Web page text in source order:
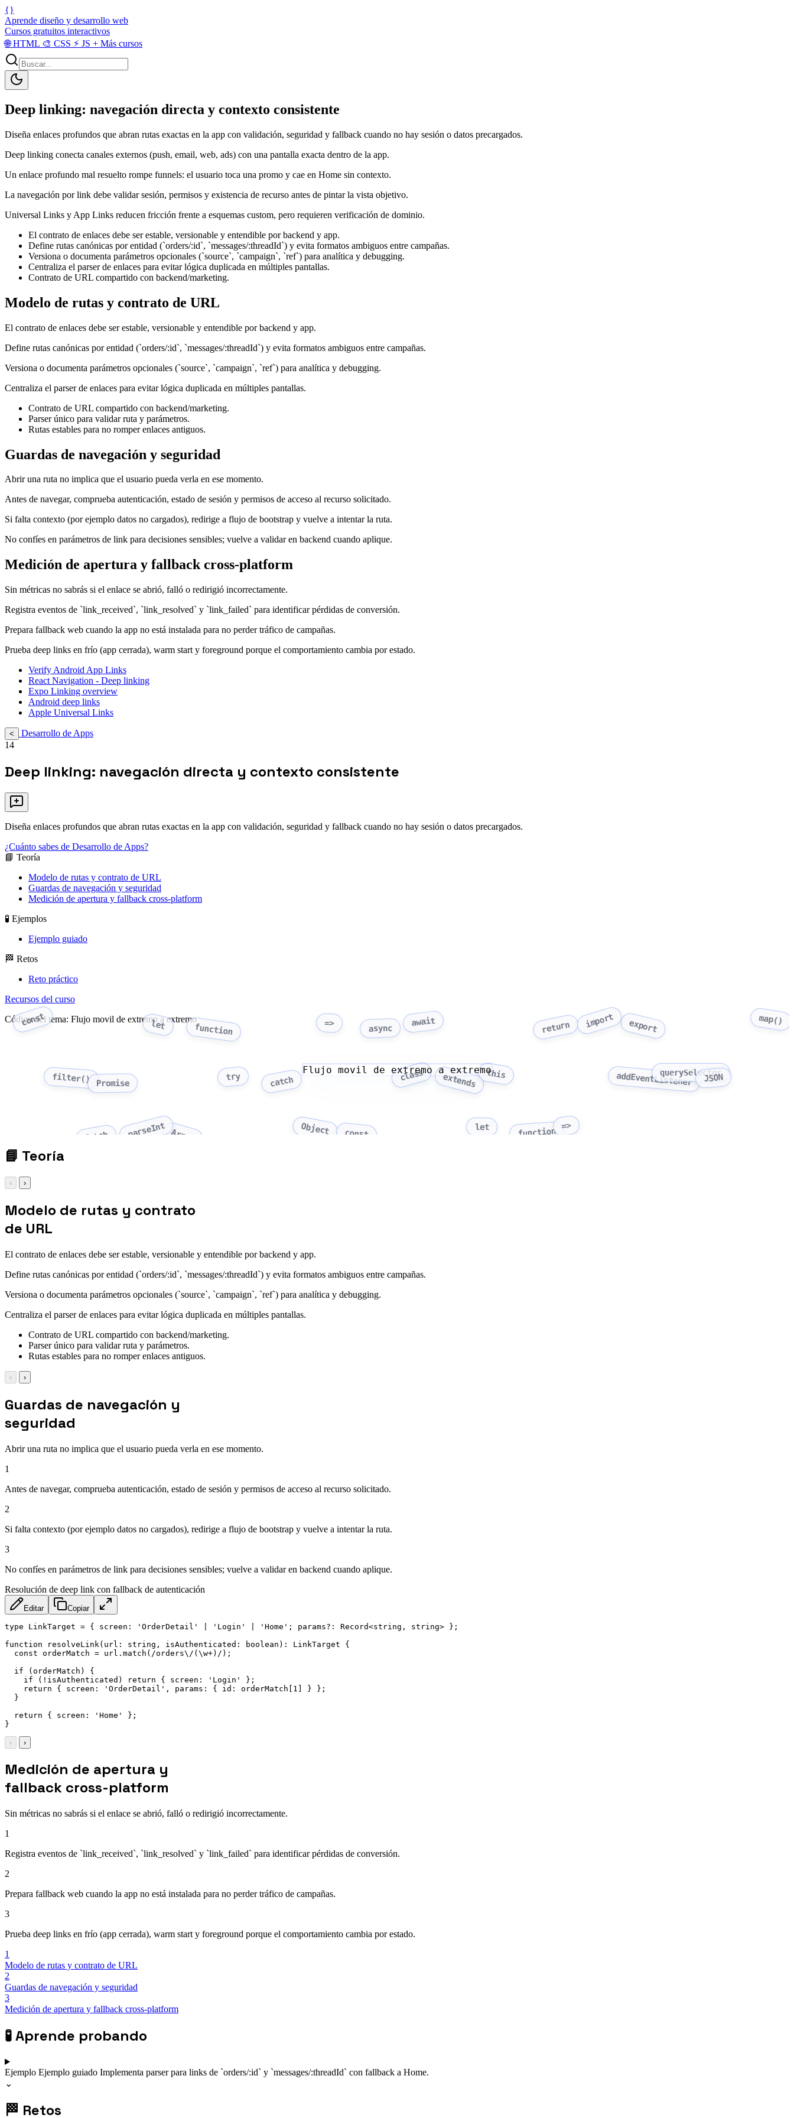
{}
Aprende diseño y desarrollo web
Cursos gratuitos interactivos
🌐HTML 🎨 CSS ⚡ JS + Más cursos
Deep linking: navegación directa y contexto consistente
Diseña enlaces profundos que abran rutas exactas en la app con validación, seguridad y fallback cuando no hay sesión o datos precargados.
Deep linking conecta canales externos (push, email, web, ads) con una pantalla exacta dentro de la app.
Un enlace profundo mal resuelto rompe funnels: el usuario toca una promo y cae en Home sin contexto.
La navegación por link debe validar sesión, permisos y existencia de recurso antes de pintar la vista objetivo.
Universal Links y App Links reducen fricción frente a esquemas custom, pero requieren verificación de dominio.
El contrato de enlaces debe ser estable, versionable y entendible por backend y app.
Define rutas canónicas por entidad (`orders/:id`, `messages/:threadId`) y evita formatos ambiguos entre campañas.
Versiona o documenta parámetros opcionales (`source`, `campaign`, `ref`) para analítica y debugging.
Centraliza el parser de enlaces para evitar lógica duplicada en múltiples pantallas.
Contrato de URL compartido con backend/marketing.
Modelo de rutas y contrato de URL
El contrato de enlaces debe ser estable, versionable y entendible por backend y app.
Define rutas canónicas por entidad (`orders/:id`, `messages/:threadId`) y evita formatos ambiguos entre campañas.
Versiona o documenta parámetros opcionales (`source`, `campaign`, `ref`) para analítica y debugging.
Centraliza el parser de enlaces para evitar lógica duplicada en múltiples pantallas.
Contrato de URL compartido con backend/marketing.
Parser único para validar ruta y parámetros.
Rutas estables para no romper enlaces antiguos.
Guardas de navegación y seguridad
Abrir una ruta no implica que el usuario pueda verla en ese momento.
Antes de navegar, comprueba autenticación, estado de sesión y permisos de acceso al recurso solicitado.
Si falta contexto (por ejemplo datos no cargados), redirige a flujo de bootstrap y vuelve a intentar la ruta.
No confíes en parámetros de link para decisiones sensibles; vuelve a validar en backend cuando aplique.
Medición de apertura y fallback cross-platform
Sin métricas no sabrás si el enlace se abrió, falló o redirigió incorrectamente.
Registra eventos de `link_received`, `link_resolved` y `link_failed` para identificar pérdidas de conversión.
Prepara fallback web cuando la app no está instalada para no perder tráfico de campañas.
Prueba deep links en frío (app cerrada), warm start y foreground porque el comportamiento cambia por estado.
Verify Android App Links
React Navigation - Deep linking
Expo Linking overview
Android deep links
Apple Universal Links
<
Desarrollo de Apps
14
Deep linking: navegación directa y contexto consistente
Diseña enlaces profundos que abran rutas exactas en la app con validación, seguridad y fallback cuando no hay sesión o datos precargados.
¿Cuánto sabes de Desarrollo de Apps?
📘 Teoría
Modelo de rutas y contrato de URL
Guardas de navegación y seguridad
Medición de apertura y fallback cross-platform
🧪 Ejemplos
Ejemplo guiado
🏁 Retos
Reto práctico
Recursos del curso
Código del tema: Flujo movil de extremo a extremo
const let function =>
async
await return import export map()
filter() Promise
try catch class extends this addEventListener
querySelector
JSON
fetch parseInt Array Object const
let function
=>
Flujo movil de extremo a extremo
📘 Teoría
‹ ›
Modelo de rutas y contrato
de URL
El contrato de enlaces debe ser estable, versionable y entendible por backend y app.
Define rutas canónicas por entidad (`orders/:id`, `messages/:threadId`) y evita formatos ambiguos entre campañas.
Versiona o documenta parámetros opcionales (`source`, `campaign`, `ref`) para analítica y debugging.
Centraliza el parser de enlaces para evitar lógica duplicada en múltiples pantallas.
Contrato de URL compartido con backend/marketing.
Parser único para validar ruta y parámetros.
Rutas estables para no romper enlaces antiguos.
‹ ›
Guardas de navegación y
seguridad
Abrir una ruta no implica que el usuario pueda verla en ese momento.
1
Antes de navegar, comprueba autenticación, estado de sesión y permisos de acceso al recurso solicitado.
2
Si falta contexto (por ejemplo datos no cargados), redirige a flujo de bootstrap y vuelve a intentar la ruta.
3
No confíes en parámetros de link para decisiones sensibles; vuelve a validar en backend cuando aplique.
Resolución de deep link con fallback de autenticación
Editar Copiar
type LinkTarget = { screen: 'OrderDetail' | 'Login' | 'Home'; params?: Record<string, string> };
function resolveLink(url: string, isAuthenticated: boolean): LinkTarget {
  const orderMatch = url.match(/orders\/(\w+)/);
  if (orderMatch) {
    if (!isAuthenticated) return { screen: 'Login' };
    return { screen: 'OrderDetail', params: { id: orderMatch[1] } };
  }
  return { screen: 'Home' };
‹ ›
Medición de apertura y
fallback cross-platform
Sin métricas no sabrás si el enlace se abrió, falló o redirigió incorrectamente.
1
Registra eventos de `link_received`, `link_resolved` y `link_failed` para identificar pérdidas de conversión.
2
Prepara fallback web cuando la app no está instalada para no perder tráfico de campañas.
3
Prueba deep links en frío (app cerrada), warm start y foreground porque el comportamiento cambia por estado.
1
Modelo de rutas y contrato de URL
2
Guardas de navegación y seguridad
3
Medición de apertura y fallback cross-platform
🧪Aprende probando
Ejemplo Ejemplo guiado Implementa parser para links de `orders/:id` y `messages/:threadId` con fallback a Home.
⌄
🏁 Retos